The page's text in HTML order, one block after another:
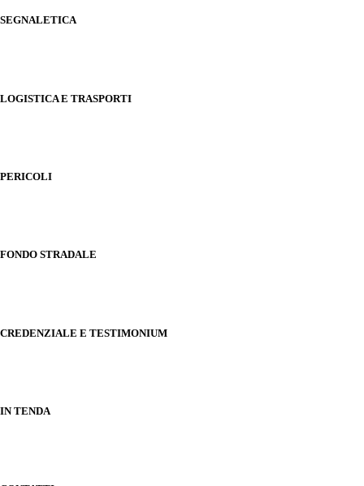
SEGNALETICA
LOGISTICA E TRASPORTI
PERICOLI
FONDO STRADALE
CREDENZIALE E TESTIMONIUM
IN TENDA